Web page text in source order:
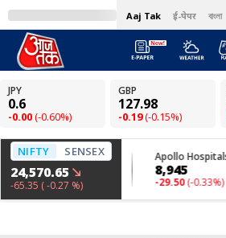
Aaj Tak ई-पेपर বাংলা